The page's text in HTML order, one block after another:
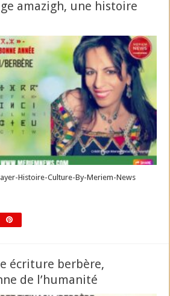
amazigh, une histoire
Histoire-Culture-By-Meriem-News
écriture berbère,
de l’humanité